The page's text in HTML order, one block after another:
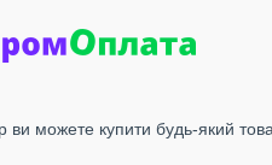
ви можете купити будь-який